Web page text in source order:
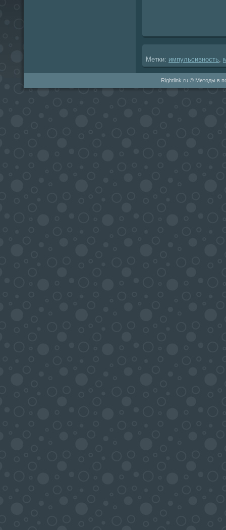
Метки: импульсивность
Rightlink.ru © Методы в